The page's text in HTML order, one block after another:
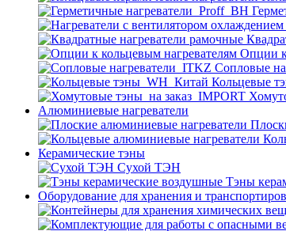
Опции к
Cопловые
Кольцевые
Алюминиевые нагреватели
Керамические тэны
Сухой ТЭН
Тэны
Оборудование для хранения и